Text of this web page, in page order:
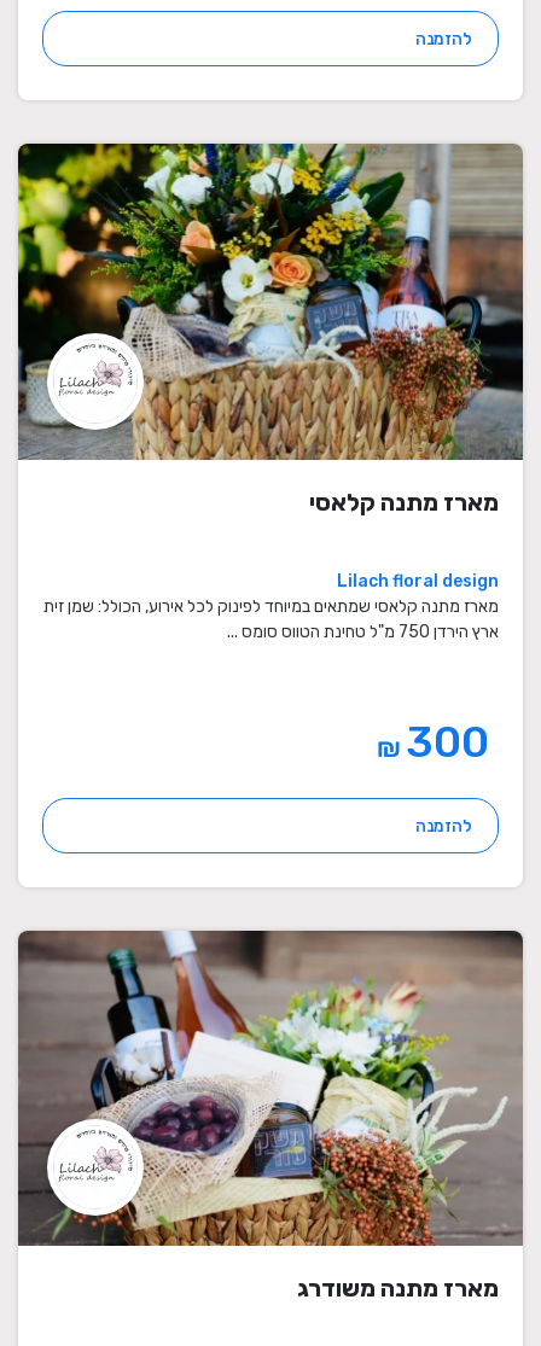
להזמנה
מארז מתנה קלאסי
Lilach floral design
מארז מתנה קלאסי שמתאים במיוחד לפינוק לכל אירוע, הכולל: שמן זית
ארץ הירדן 750 מ"ל טחינת הטווס סומס ...
₪
להזמנה
מארז מתנה משודרג